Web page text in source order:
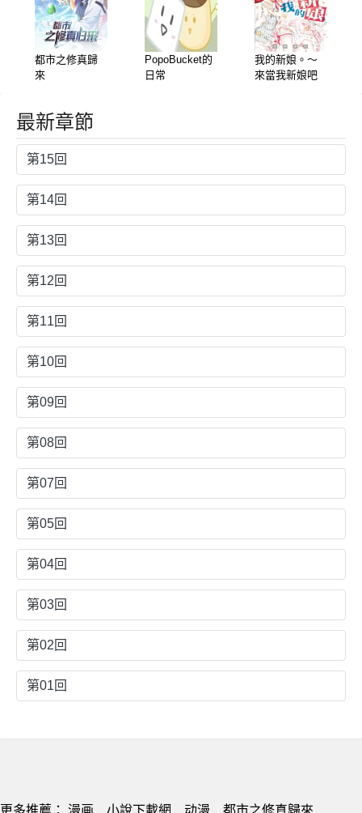
都市之修真歸
來
PopoBucket的
日常
我的新娘。～
來當我新娘吧
最新章節
第15回
第14回
第13回
第12回
第11回
第10回
第09回
第08回
第07回
第05回
第04回
第03回
第02回
第01回
更多推薦： 漫画 小說下載網 动漫 都市之修真歸來